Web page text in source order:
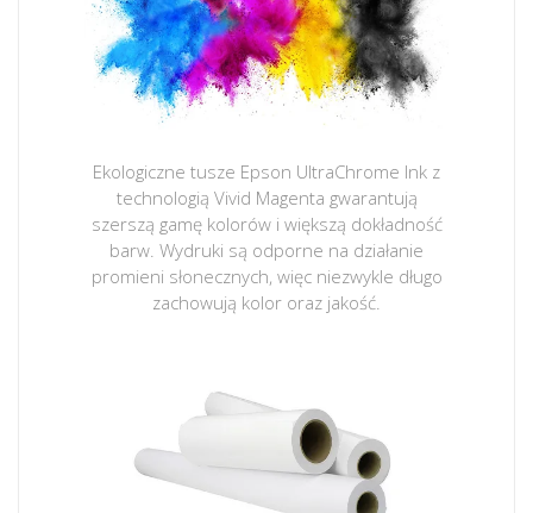
Ekologiczne tusze Epson UltraChrome Ink z
technologią Vivid Magenta gwarantują
szerszą gamę kolorów i większą dokładność
barw. Wydruki są odporne na działanie
promieni słonecznych, więc niezwykle długo
zachowują kolor oraz jakość.